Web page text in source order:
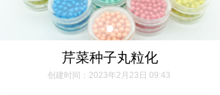
芹菜种子丸粒化
创建时间： 2023年2月23日 09:43